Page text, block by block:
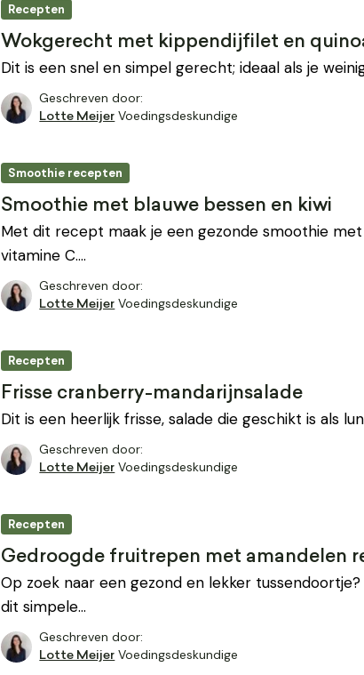
Recepten
Wokgerecht met kippendijfilet en
Dit is een snel en simpel gerecht; ideaal als je
Geschreven door:
Lotte Meijer Voedingsdeskundige
Smoothie recepten
Smoothie met blauwe bessen en kiwi
Met dit recept maak je een gezonde smoothie
vitamine C.…
Geschreven door:
Lotte Meijer Voedingsdeskundige
Recepten
Frisse cranberry-mandarijnsalade
Dit is een heerlijk frisse, salade die geschikt is als
Geschreven door:
Lotte Meijer Voedingsdeskundige
Recepten
Gedroogde fruitrepen met amandelen
Op zoek naar een gezond en lekker
dit simpele…
Geschreven door:
Lotte Meijer Voedingsdeskundige